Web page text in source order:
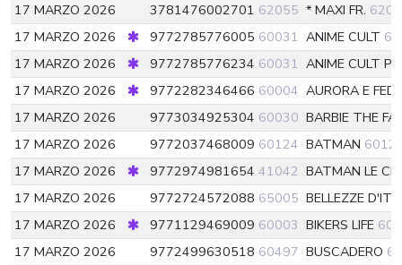
17 MARZO 2026
3781476002701 62055 * MAXI FR.
17 MARZO 2026
9772785776005 60031 ANIME CULT
17 MARZO 2026
9772785776234 60031 ANIME CULT
17 MARZO 2026
9772282346466 60004 AURORA E
17 MARZO 2026
9773034925304 60030 BARBIE THE
17 MARZO 2026
9772037468009 60124 BATMAN
17 MARZO 2026
9772974981654 41042 BATMAN LE
17 MARZO 2026
9772724572088 65005 BELLEZZE
17 MARZO 2026
9771129469009 60003 BIKERS LIFE
17 MARZO 2026
9772499630518 60497 BUSCADERO